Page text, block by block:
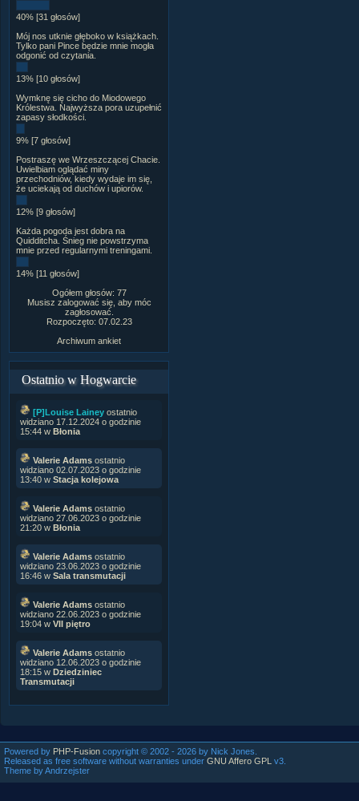
40% [31 głosów]
Mój nos utknie głęboko w książkach.
Tylko pani Pince będzie mnie mogła
odgonić od czytania.
13% [10 głosów]
Wymknę się cicho do Miodowego
Królestwa. Najwyższa pora uzupełnić
zapasy słodkości.
9% [7 głosów]
Postraszę we Wrzeszczącej Chacie.
Uwielbiam oglądać miny
przechodniów, kiedy wydaje im się,
że uciekają od duchów i upiorów.
12% [9 głosów]
Każda pogoda jest dobra na
Quidditcha. Śnieg nie powstrzyma
mnie przed regularnymi treningami.
14% [11 głosów]
Ogółem głosów: 77
Musisz zalogować się, aby móc
zagłosować.
Rozpoczęto: 07.02.23
Archiwum ankiet
Ostatnio w Hogwarcie
[P]Louise Lainey ostatnio
widziano 17.12.2024 o godzinie
15:44 w Błonia
Valerie Adams ostatnio
widziano 02.07.2023 o godzinie
13:40 w Stacja kolejowa
Valerie Adams ostatnio
widziano 27.06.2023 o godzinie
21:20 w Błonia
Valerie Adams ostatnio
widziano 23.06.2023 o godzinie
16:46 w Sala transmutacji
Valerie Adams ostatnio
widziano 22.06.2023 o godzinie
19:04 w VII piętro
Valerie Adams ostatnio
widziano 12.06.2023 o godzinie
18:15 w Dziedziniec
Transmutacji
Powered by PHP-Fusion copyright © 2002 - 2026 by Nick Jones.
Released as free software without warranties under GNU Affero GPL
v3.
Theme by Andrzejster